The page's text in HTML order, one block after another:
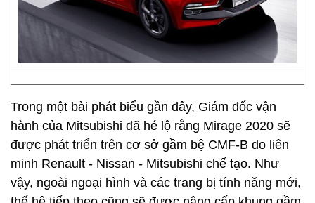
Trong một bài phát biểu gần đây, Giám đốc vận
hành của Mitsubishi đã hé lộ rằng Mirage 2020 sẽ
được phát triển trên cơ sở gầm bệ CMF-B do liên
minh Renault - Nissan - Mitsubishi chế tạo. Như
vậy, ngoài ngoại hình và các trang bị tính năng mới,